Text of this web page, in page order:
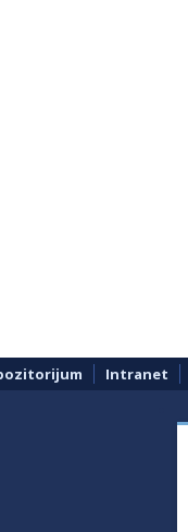
Intranet